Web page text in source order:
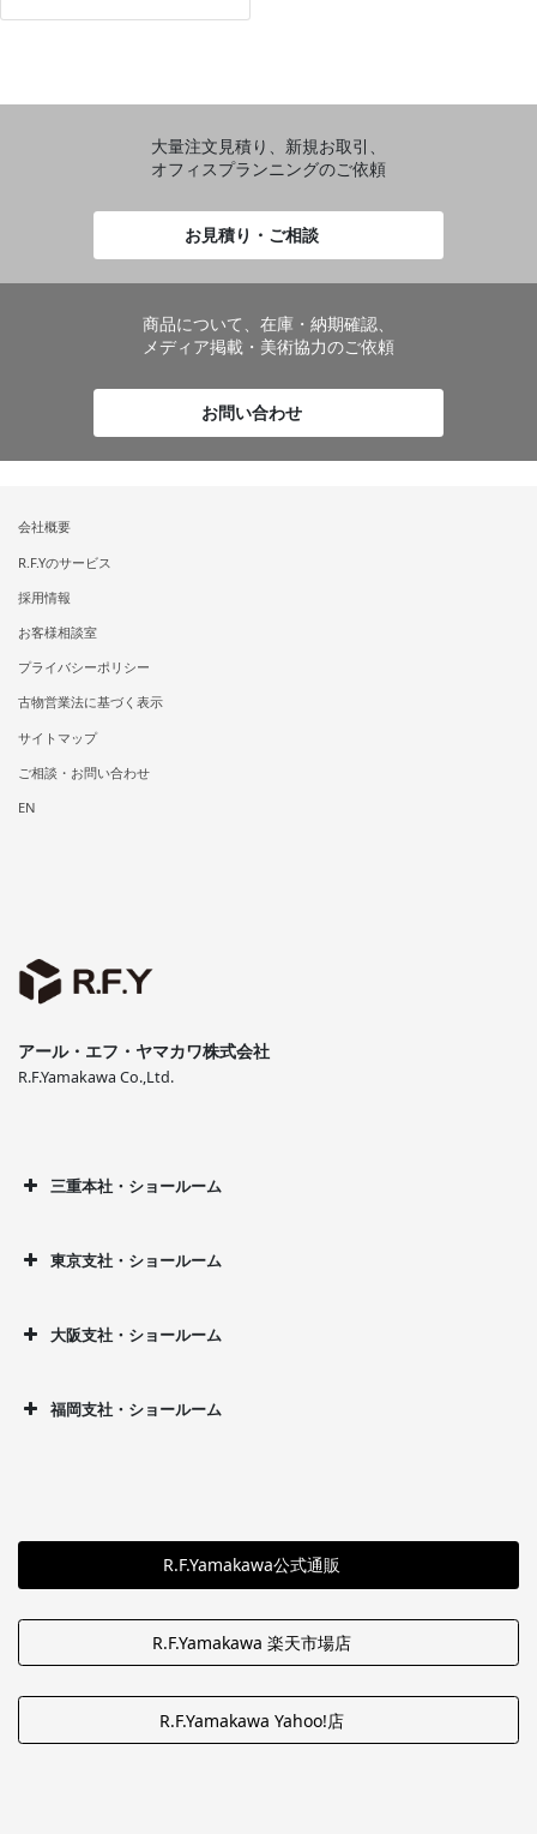
大量注文見積り、新規お取引、
オフィスプランニングのご依頼
お見積り・ご相談
商品について、在庫・納期確認、
メディア掲載・美術協力のご依頼
お問い合わせ
会社概要
R.F.Yのサービス
採用情報
お客様相談室
プライバシーポリシー
古物営業法に基づく表示
サイトマップ
ご相談・お問い合わせ
EN
アール・エフ・ヤマカワ株式会社
R.F.Yamakawa Co.,Ltd.
三重本社・ショールーム
東京支社・ショールーム
大阪支社・ショールーム
福岡支社・ショールーム
R.F.Yamakawa公式通販
R.F.Yamakawa 楽天市場店
R.F.Yamakawa Yahoo!店